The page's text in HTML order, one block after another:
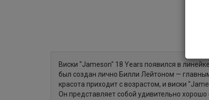
Виски "Jameson" 18 Years появился в
был создан лично Билли Лейтоном —
красота приходит с возрастом, и виски
Он представляет собой удивительно